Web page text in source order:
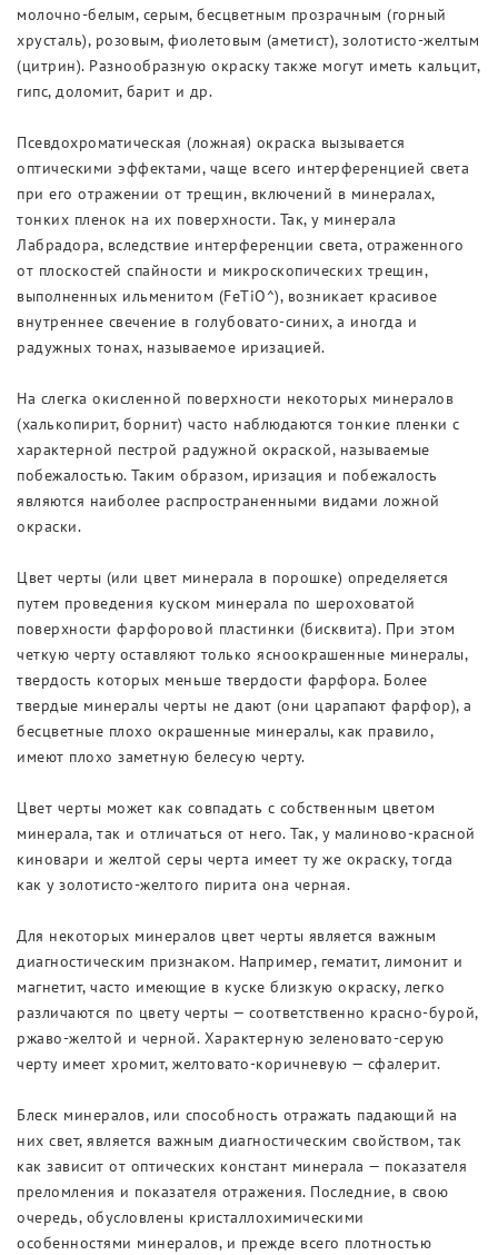
молочно-белым, серым, бесцветным прозрачным (горный
хрусталь), розовым, фиолетовым (аметист), золотисто-желтым
(цитрин). Разнообразную окраску также могут иметь кальцит,
гипс, доломит, барит и др.
Псевдохроматическая (ложная) окраска вызывается
оптическими эффектами, чаще всего интерференцией света
при его отражении от трещин, включений в минералах,
тонких пленок на их поверхности. Так, у минерала
Лабрадора, вследствие интерференции света, отраженного
от плоскостей спайности и микроскопических трещин,
выполненных ильменитом (FeTiO^), возникает красивое
внутреннее свечение в голубовато-синих, а иногда и
радужных тонах, называемое иризацией.
На слегка окисленной поверхности некоторых минералов
(халькопирит, борнит) часто наблюдаются тонкие пленки с
характерной пестрой радужной окраской, называемые
побежалостью. Таким образом, иризация и побежалость
являются наиболее распространенными видами ложной
окраски.
Цвет черты (или цвет минерала в порошке) определяется
путем проведения куском минерала по шероховатой
поверхности фарфоровой пластинки (бисквита). При этом
четкую черту оставляют только ясноокрашенные минералы,
твердость которых меньше твердости фарфора. Более
твердые минералы черты не дают (они царапают фарфор), а
бесцветные плохо окрашенные минералы, как правило,
имеют плохо заметную белесую черту.
Цвет черты может как совпадать с собственным цветом
минерала, так и отличаться от него. Так, у малиново-красной
киновари и желтой серы черта имеет ту же окраску, тогда
как у золотисто-желтого пирита она черная.
Для некоторых минералов цвет черты является важным
диагностическим признаком. Например, гематит, лимонит и
магнетит, часто имеющие в куске близкую окраску, легко
различаются по цвету черты — соответственно красно-бурой,
ржаво-желтой и черной. Характерную зеленовато-серую
черту имеет хромит, желтовато-коричневую — сфалерит.
Блеск минералов, или способность отражать падающий на
них свет, является важным диагностическим свойством, так
как зависит от оптических констант минерала — показателя
преломления и показателя отражения. Последние, в свою
очередь, обусловлены кристаллохимическими
особенностями минералов, и прежде всего плотностью